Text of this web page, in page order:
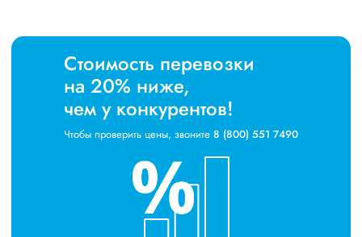
Стоимость перевозки
на 20% ниже,
чем у конкурентов!
Чтобы проверить цены, звоните 8 (800) 551 7490